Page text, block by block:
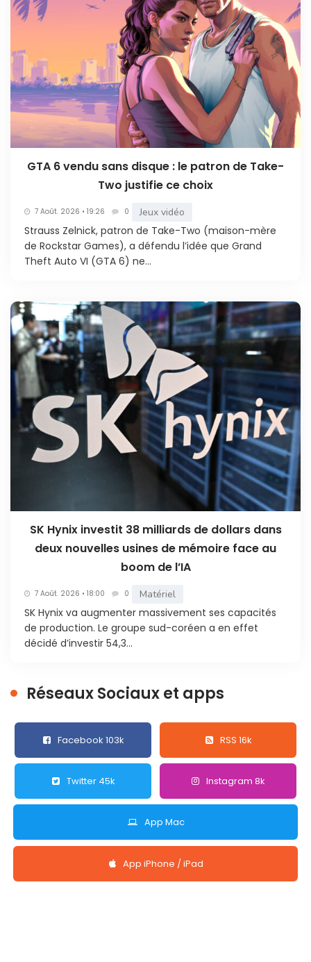
GTA 6 vendu sans disque : le patron de Take-
Two justifie ce choix
7 Août. 2026 • 19:26 0 Jeux vidéo
Strauss Zelnick, patron de Take-Two (maison-mère
de Rockstar Games), a défendu l’idée que Grand
Theft Auto VI (GTA 6) ne...
SK Hynix investit 38 milliards de dollars dans
deux nouvelles usines de mémoire face au
boom de l’IA
7 Août. 2026 • 18:00 0 Matériel
SK Hynix va augmenter massivement ses capacités
de production. Le groupe sud-coréen a en effet
décidé d’investir 54,3...
Réseaux Sociaux et apps
Facebook 103k RSS 16k
Twitter 45k Instagram 8k
App Mac
App iPhone / iPad